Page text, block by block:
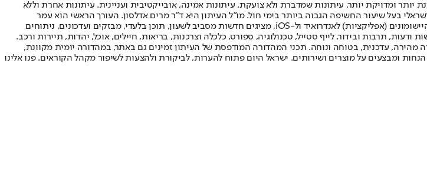
ומדויקת יותר. עיתונות שמדברת ולא צועקת. עיתונות אמינה, אובייקטיבית ועניינית. עיתונות אחרת וללא
30 ביולי 2007, וב-2010 הפך "ישראל היום" לעיתון הישראלי בעל שיעור החשיפה הגבוה ביותר בימי חול. מו"ל העיתון היא ד"ר מרים אדלסון. העורך הראשי הוא עמר
לחמנוביץ, והעורך המייסד הוא עמוס רגב. אתרי האינטרנט של "ישראל היום" בעברית ובאנגלית, כמו כן היישומונים (אפליקציות) לאנדרואיד ול-iOS, מציגים חדשות מסביב לשעון, תוכן בלעדי, מבזקים ועדכונים, ניתוחים
תרבות ובידור, לייף סטייל, טכנולוגיה, ספורט, כלכלה וצרכנות, בריאות, חיילים, אוכל, יהדות, תיירות ורכב.
מהירה, עדכנית, בטוחה ונוחה. תכני המהדורה המודפסת של העיתון זמינים גם באתר, במהדורה יומית מקוונת,
ומבצעים על מוצרים ושירותים. ישראל היום פתוח להערות, לביקורת ולהצעות לשיפור מקהל הקוראים. פנו אלינו